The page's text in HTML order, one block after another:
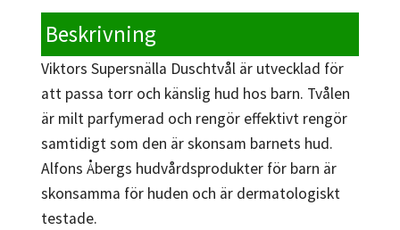
Beskrivning
Viktors Supersnälla Duschtvål är utvecklad för
att passa torr och känslig hud hos barn. Tvålen
är milt parfymerad och rengör effektivt rengör
samtidigt som den är skonsam barnets hud.
Alfons Åbergs hudvårdsprodukter för barn är
skonsamma för huden och är dermatologiskt
testade.